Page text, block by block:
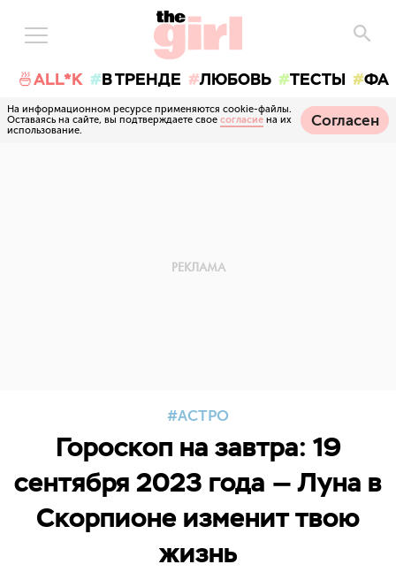
🍜ALL*K В ТРЕНДЕ ЛЮБОВЬ ТЕСТЫ
На информационном ресурсе применяются cookie-файлы.
Оставаясь на сайте, вы подтверждаете свое согласие на их
использование.
Согласен
АСТРО
Гороскоп на завтра: 19
сентября 2023 года — Луна в
Скорпионе изменит твою
жизнь